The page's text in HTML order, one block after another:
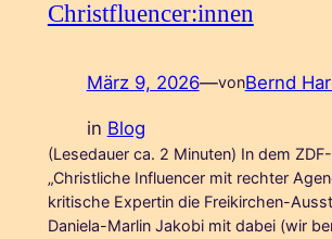
Christfluencer:innen
März 9, 2026—vonBernd
in Blog
(Lesedauer ca. 2 Minuten) In dem
„Christliche Influencer mit rechter
kritische Expertin die Freikirchen-
Daniela-Marlin Jakobi mit dabei (wir